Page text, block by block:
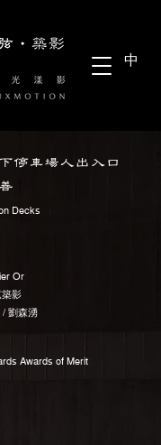
中
停車場人出入口
Decks
Or
築影
/ 劉森湧
Awards of Merit